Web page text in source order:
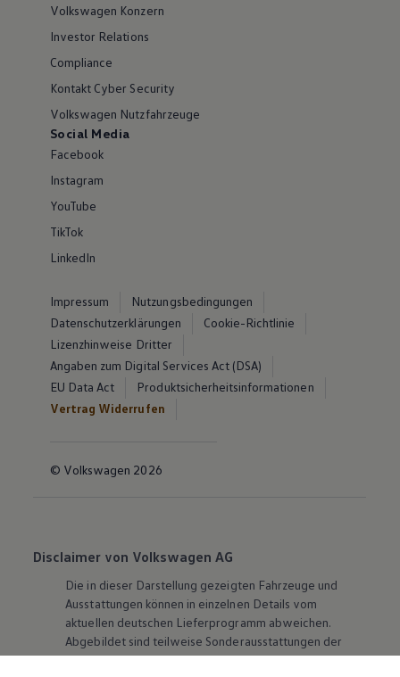
Volkswagen Konzern
Investor Relations
Compliance
Kontakt Cyber Security
Volkswagen Nutzfahrzeuge
Social Media
Facebook
Instagram
YouTube
TikTok
LinkedIn
Impressum
Nutzungsbedingungen
Datenschutzerklärungen
Cookie-Richtlinie
Lizenzhinweise Dritter
Angaben zum Digital Services Act (DSA)
EU Data Act
Produktsicherheitsinformationen
Vertrag Widerrufen
© Volkswagen 2026
Disclaimer von Volkswagen AG
Die in dieser Darstellung gezeigten Fahrzeuge und
Ausstattungen können in einzelnen Details vom
aktuellen deutschen Lieferprogramm abweichen.
Abgebildet sind teilweise Sonderausstattungen der
Fahrzeuge gegen Mehrpreis.